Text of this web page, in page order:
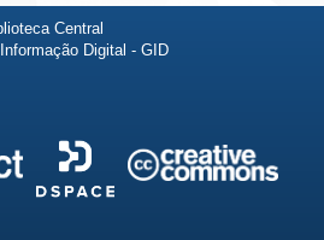
Central
Digital - GID